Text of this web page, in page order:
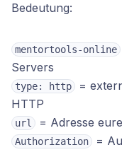
Bedeutung:
mentortools-online
Servers
type: http
=
HTTP
url = Adresse
Authorization =